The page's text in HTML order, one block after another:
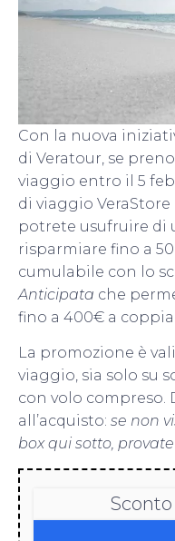
Con la nuova
di Veratour, se
viaggio entro il 5
di viaggio
potrete usufruire di
risparmiare fino a
cumulabile con lo
Anticipata che
fino a 400€ a coppia.
La promozione è
viaggio, sia solo su
con volo
all’acquisto: se non
box qui sotto,